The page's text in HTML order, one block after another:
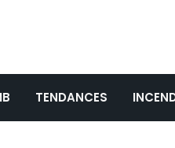
TENDANCES